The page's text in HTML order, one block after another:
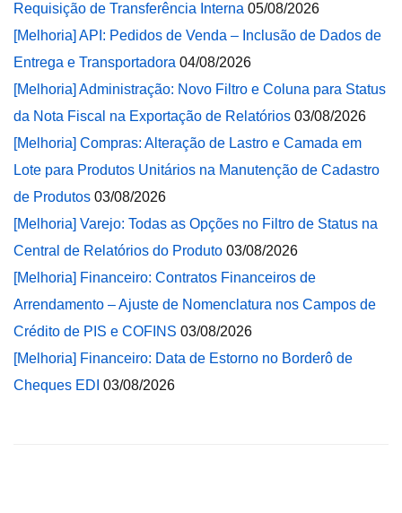
Requisição de Transferência Interna 05/08/2026
[Melhoria] API: Pedidos de Venda – Inclusão de Dados de
Entrega e Transportadora 04/08/2026
[Melhoria] Administração: Novo Filtro e Coluna para Status
da Nota Fiscal na Exportação de Relatórios 03/08/2026
[Melhoria] Compras: Alteração de Lastro e Camada em
Lote para Produtos Unitários na Manutenção de Cadastro
de Produtos 03/08/2026
[Melhoria] Varejo: Todas as Opções no Filtro de Status na
Central de Relatórios do Produto 03/08/2026
[Melhoria] Financeiro: Contratos Financeiros de
Arrendamento – Ajuste de Nomenclatura nos Campos de
Crédito de PIS e COFINS 03/08/2026
[Melhoria] Financeiro: Data de Estorno no Borderô de
Cheques EDI 03/08/2026